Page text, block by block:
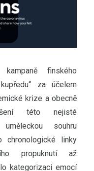
finského
za účelem
krize a obecně
této nejisté
souhru
chronologické linky
propuknutí až
kategorizaci emocí